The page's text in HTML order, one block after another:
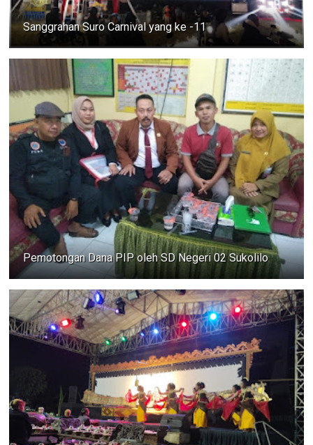
Sanggrahan Suro Carnival yang ke -11
Pemotongan Dana PIP oleh SD Negeri 02 Sukolilo